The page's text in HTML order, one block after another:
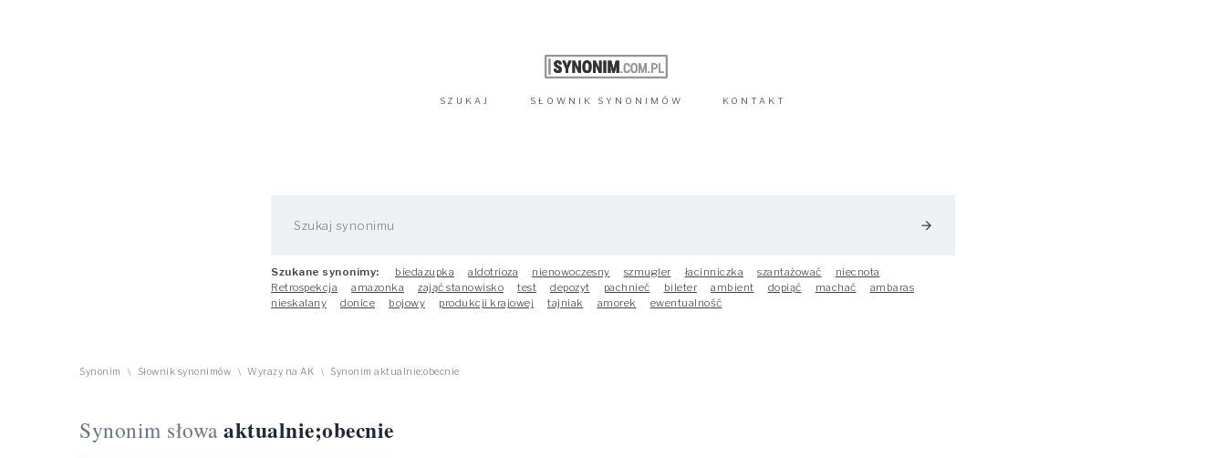
SZUKAJ SŁOWNIK SYNONIMÓW KONTAKT
arrow_forward
Szukane synonimy: biedazupka aldotrioza nienowoczesny szmugler łacinniczka szantażować
niecnota
Retrospekcja
amazonka zająć stanowisko test depozyt pachnieć bileter ambient dopiąć machać
ambaras
nieskalany
donice bojowy produkcji krajowej tajniak amorek ewentualność
Synonim \ Słownik synonimów \ Wyrazy na AK \ Synonim aktualnie;obecnie
Synonim słowa aktualnie;obecnie